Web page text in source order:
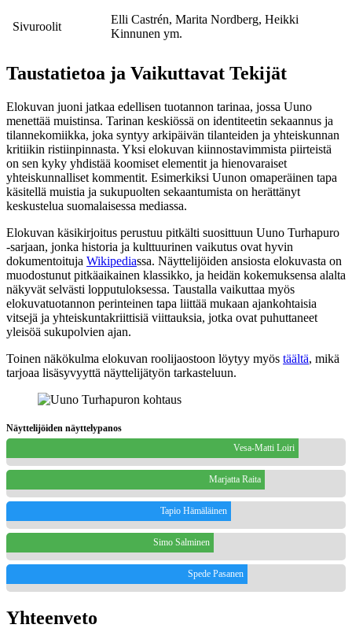
Sivuroolit
Elli Castrén, Marita Nordberg, Heikki
Kinnunen ym.
Taustatietoa ja Vaikuttavat Tekijät
Elokuvan juoni jatkaa edellisen tuotannon tarinaa, jossa Uuno
menettää muistinsa. Tarinan keskiössä on identiteetin sekaannus ja
tilannekomiikka, joka syntyy arkipäivän tilanteiden ja yhteiskunnan
kritiikin ristiinpinnasta. Yksi elokuvan kiinnostavimmista piirteistä
on sen kyky yhdistää koomiset elementit ja hienovaraiset
yhteiskunnalliset kommentit. Esimerkiksi Uunon omaperäinen tapa
käsitellä muistia ja sukupuolten sekaantumista on herättänyt
keskustelua suomalaisessa mediassa.
Elokuvan käsikirjoitus perustuu pitkälti suosittuun Uuno Turhapuro
-sarjaan, jonka historia ja kulttuurinen vaikutus ovat hyvin
dokumentoituja Wikipediassa. Näyttelijöiden ansiosta elokuvasta on
muodostunut pitkäaikainen klassikko, ja heidän kokemuksensa alalta
näkyvät selvästi lopputuloksessa. Taustalla vaikuttaa myös
elokuvatuotannon perinteinen tapa liittää mukaan ajankohtaisia
vitsejä ja yhteiskuntakriittisiä viittauksia, jotka ovat puhuttaneet
yleisöä sukupolvien ajan.
Toinen näkökulma elokuvan roolijaostoon löytyy myös täältä, mikä
tarjoaa lisäsyvyyttä näyttelijätyön tarkasteluun.
Näyttelijöiden näyttelypanos
Vesa-Matti Loiri
Marjatta Raita
Tapio Hämäläinen
Simo Salminen
Spede Pasanen
Yhteenveto